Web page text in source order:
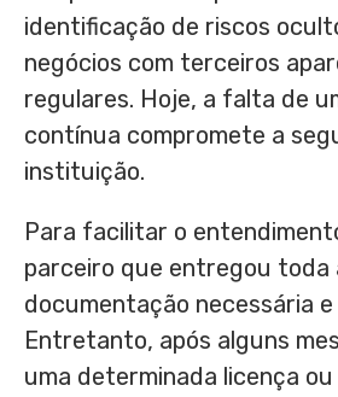
identificação de riscos
negócios com terceiros
regulares. Hoje, a falta de
contínua compromete a
instituição.
Para facilitar o
parceiro que entregou toda
documentação necessária
Entretanto, após alguns
uma determinada licença